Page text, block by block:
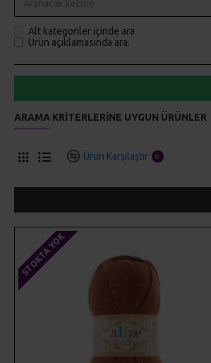
Alt kategoriler içinde ara
Ürün açıklamasında ara.
ARAMA KRITERLERINE UYGUN ÜRÜNLER
Ürün Karşılaştır 0
STOKTA YOK